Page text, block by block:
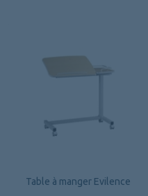
Table à manger Evilence